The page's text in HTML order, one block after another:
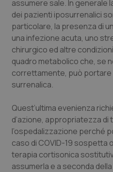
Lombardia
Marche
Molise
Piemonte
Provincia Autonoma
Provincia Autonoma
Puglia
Dolore
Donna & Salute
Epatiti
HIV
Infezioni & Febbre
Ipertensione &
Malattie rare
assumere sale. In generale
dei pazienti iposurrenalici
particolare, la presenza di
una infezione acuta, uno
chirurgico ed altre
quadro metabolico che, se
correttamente, può portare
surrenalica.
Quest’ultima evenienza
d’azione, appropriatezza
l’ospedalizzazione perché
caso di COVID-19 sospetta
terapia cortisonica
assumerla e a seconda